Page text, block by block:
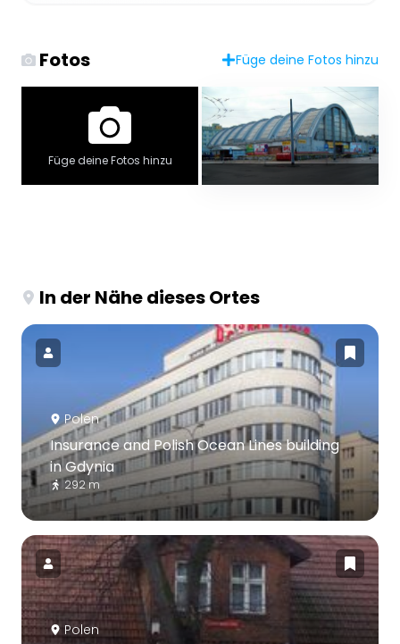
Fotos Füge deine Fotos hinzu
Füge deine Fotos hinzu
In der Nähe dieses Ortes
Polen
Insurance and Polish Ocean Lines building
in Gdynia
292 m
Polen